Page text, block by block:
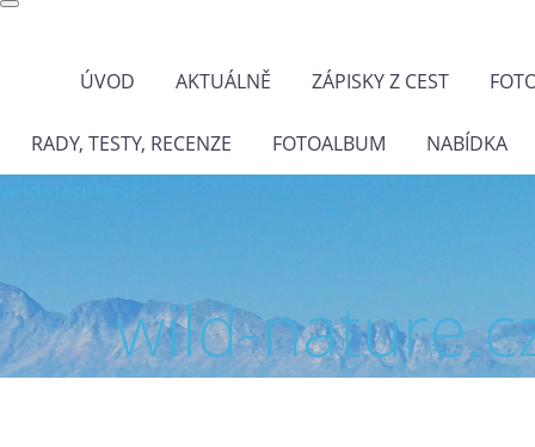
ÚVOD AKTUÁLNĚ ZÁPISKY Z CEST
RADY, TESTY, RECENZE FOTOALBUM NABÍDKA
wild-